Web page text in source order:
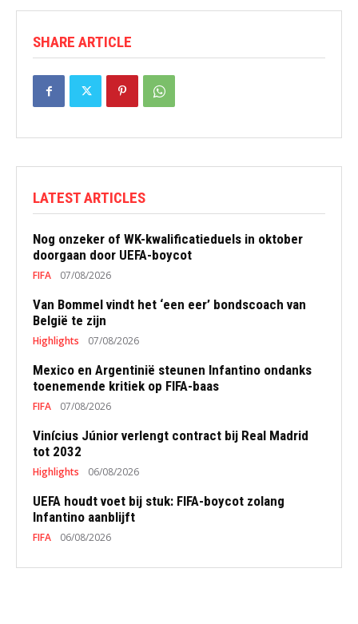
SHARE ARTICLE
LATEST ARTICLES
Nog onzeker of WK-kwalificatieduels in oktober
doorgaan door UEFA-boycot
FIFA 07/08/2026
Van Bommel vindt het ‘een eer’ bondscoach van
België te zijn
Highlights 07/08/2026
Mexico en Argentinië steunen Infantino ondanks
toenemende kritiek op FIFA-baas
FIFA 07/08/2026
Vinícius Júnior verlengt contract bij Real Madrid
tot 2032
Highlights 06/08/2026
UEFA houdt voet bij stuk: FIFA-boycot zolang
Infantino aanblijft
FIFA 06/08/2026